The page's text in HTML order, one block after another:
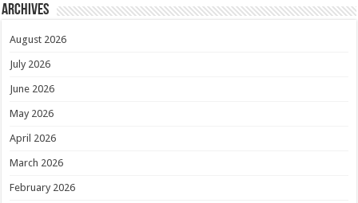
Archives
August 2026
July 2026
June 2026
May 2026
April 2026
March 2026
February 2026